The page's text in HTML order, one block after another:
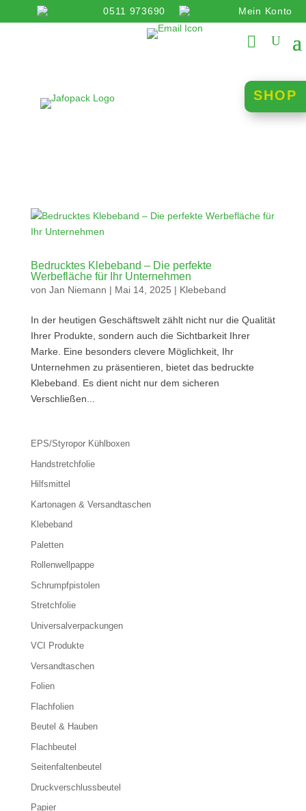
Mein Konto
0511 973690
info@jafopack.de
SHOP
Bedrucktes Klebeband – Die perfekte
Werbefläche für Ihr Unternehmen
von Jan Niemann | Mai 14, 2025 | Klebeband
In der heutigen Geschäftswelt zählt nicht nur die Qualität
Ihrer Produkte, sondern auch die Sichtbarkeit Ihrer
Marke. Eine besonders clevere Möglichkeit, Ihr
Unternehmen zu präsentieren, bietet das bedruckte
Klebeband. Es dient nicht nur dem sicheren
Verschließen...
EPS/Styropor Kühlboxen
Handstretchfolie
Hilfsmittel
Kartonagen & Versandtaschen
Klebeband
Paletten
Rollenwellpappe
Schrumpfpistolen
Stretchfolie
Universalverpackungen
VCI Produkte
Versandtaschen
Folien
Flachfolien
Beutel & Hauben
Flachbeutel
Seitenfaltenbeutel
Druckverschlussbeutel
Papier